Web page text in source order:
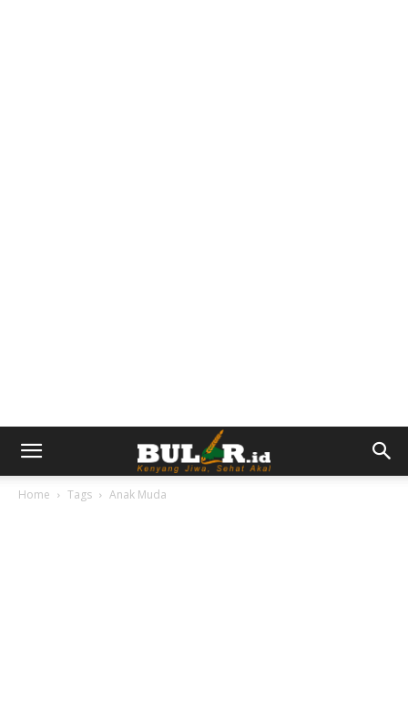
Home Tags Anak Muda